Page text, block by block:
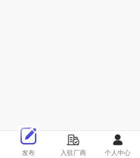
发布 入驻厂商 个人中心